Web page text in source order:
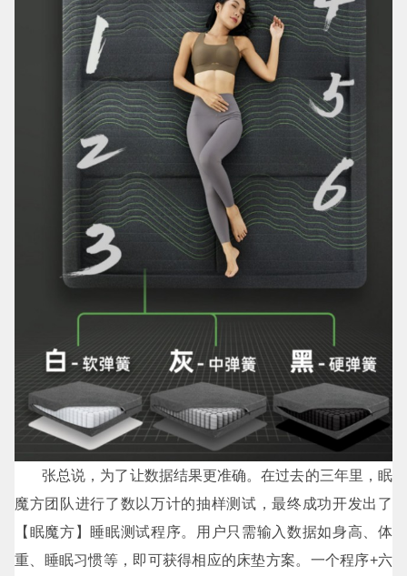
张总说，为了让数据结果更准确。在过去的三年里，眠
魔方团队进行了数以万计的抽样测试，最终成功开发出了
【眠魔方】睡眠测试程序。用户只需输入数据如身高、体
重、睡眠习惯等，即可获得相应的床垫方案。一个程序+六